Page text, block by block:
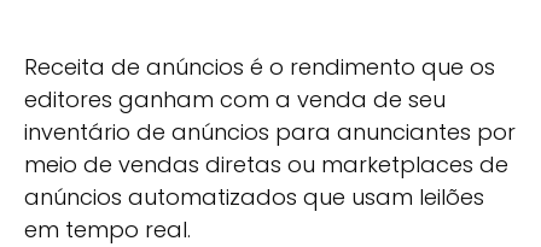
Receita de anúncios é o rendimento que os
editores ganham com a venda de seu
inventário de anúncios para anunciantes por
meio de vendas diretas ou marketplaces de
anúncios automatizados que usam leilões
em tempo real.